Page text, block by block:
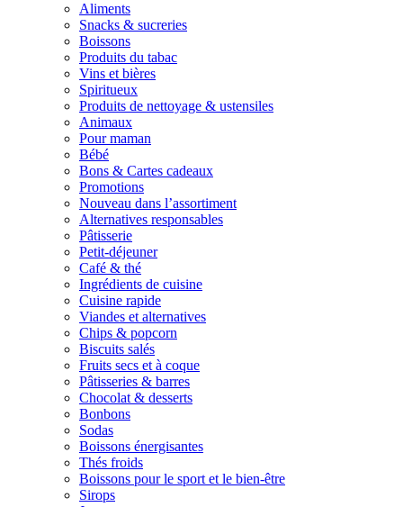
Aliments
Snacks & sucreries
Boissons
Produits du tabac
Vins et bières
Spiritueux
Produits de nettoyage & ustensiles
Animaux
Pour maman
Bébé
Bons & Cartes cadeaux
Promotions
Nouveau dans l’assortiment
Alternatives responsables
Pâtisserie
Petit-déjeuner
Café & thé
Ingrédients de cuisine
Cuisine rapide
Viandes et alternatives
Chips & popcorn
Biscuits salés
Fruits secs et à coque
Pâtisseries & barres
Chocolat & desserts
Bonbons
Sodas
Boissons énergisantes
Thés froids
Boissons pour le sport et le bien-être
Sirops